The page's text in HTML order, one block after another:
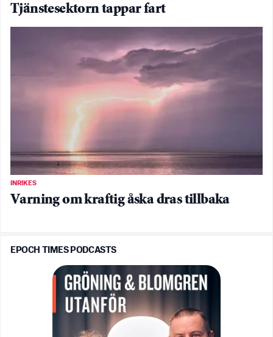
Tjänstesektorn tappar fart
INRIKES
Varning om kraftig åska dras tillbaka
EPOCH TIMES PODCASTS